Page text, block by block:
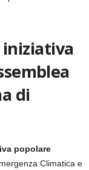
iniziativa
di
popolare
Climatica e